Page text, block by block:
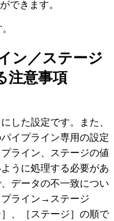
できます。
ン／ステージ
注意事項
した設定です。また、
イプライン専用の設定
ライン、ステージの値
うに処理する必要があ
データの不一致につい
ライン→ステージ
、［ステージ］の順で